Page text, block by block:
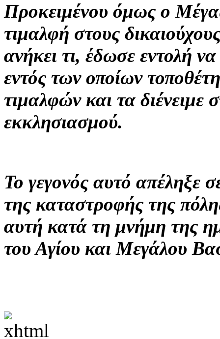
Προκειμένου όμως ο
τιμαλφή στους
ανήκει τι, έδωσε εντολή
εντός των οποίων
τιμαλφών και τα διένειμε
εκκλησιασμού.
Το γεγονός αυτό απέληξε
της καταστροφής της
αυτή κατά τη μνήμη της
του Αγίου και Μεγάλου